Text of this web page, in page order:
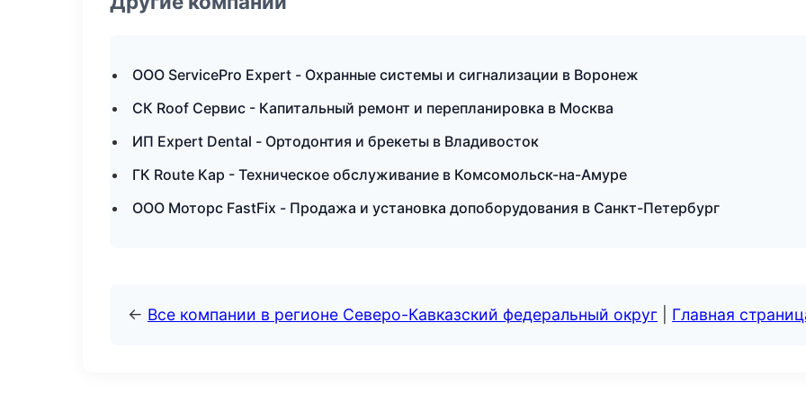
ООО ServicePro Expert - Охранные системы и сигнализации в Воронеж
СК Roof Сервис - Капитальный ремонт и перепланировка в Москва
ИП Expert Dental - Ортодонтия и брекеты в Владивосток
ГК Route Кар - Техническое обслуживание в Комсомольск-на-Амуре
ООО Моторс FastFix - Продажа и установка допоборудования в Санкт-Петербург
← Все компании в регионе Северо-Кавказский федеральный округ Главная